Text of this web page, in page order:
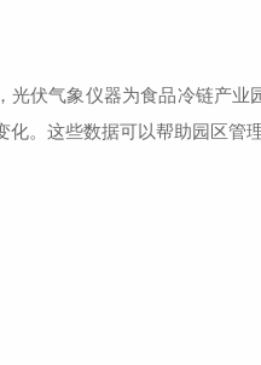
伏气象仪器为食品冷链产业园
化。这些数据可以帮助园区管